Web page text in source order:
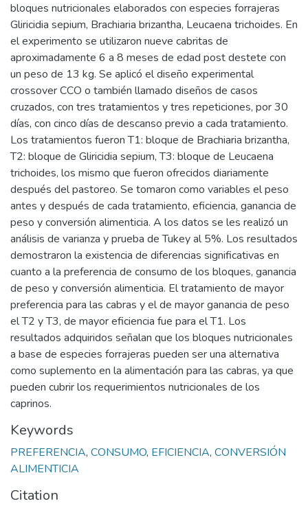
bloques nutricionales elaborados con especies forrajeras
Gliricidia sepium, Brachiaria brizantha, Leucaena trichoides. En
el experimento se utilizaron nueve cabritas de
aproximadamente 6 a 8 meses de edad post destete con
un peso de 13 kg. Se aplicó el diseño experimental
crossover CCO o también llamado diseños de casos
cruzados, con tres tratamientos y tres repeticiones, por 30
días, con cinco días de descanso previo a cada tratamiento.
Los tratamientos fueron T1: bloque de Brachiaria brizantha,
T2: bloque de Gliricidia sepium, T3: bloque de Leucaena
trichoides, los mismo que fueron ofrecidos diariamente
después del pastoreo. Se tomaron como variables el peso
antes y después de cada tratamiento, eficiencia, ganancia de
peso y conversión alimenticia. A los datos se les realizó un
análisis de varianza y prueba de Tukey al 5%. Los resultados
demostraron la existencia de diferencias significativas en
cuanto a la preferencia de consumo de los bloques, ganancia
de peso y conversión alimenticia. El tratamiento de mayor
preferencia para las cabras y el de mayor ganancia de peso
el T2 y T3, de mayor eficiencia fue para el T1. Los
resultados adquiridos señalan que los bloques nutricionales
a base de especies forrajeras pueden ser una alternativa
como suplemento en la alimentación para las cabras, ya que
pueden cubrir los requerimientos nutricionales de los
caprinos.
Keywords
PREFERENCIA, CONSUMO, EFICIENCIA, CONVERSIÓN
ALIMENTICIA
Citation